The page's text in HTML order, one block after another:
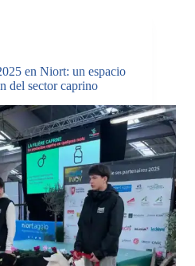
en Niort: un espacio
del sector caprino